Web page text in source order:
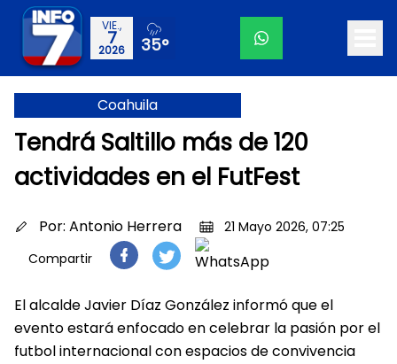
VIE.,
7
2026 35°
Coahuila
Tendrá Saltillo más de 120
actividades en el FutFest
Por: Antonio Herrera
21 Mayo 2026, 07:25
Compartir
El alcalde Javier Díaz González informó que el
evento estará enfocado en celebrar la pasión por el
futbol internacional con espacios de convivencia